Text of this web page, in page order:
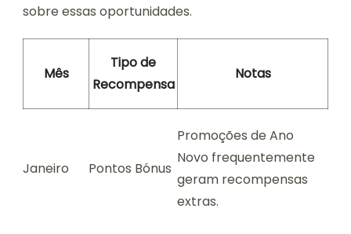
sobre essas oportunidades.
Mês
Tipo de
Recompensa
Notas
Janeiro Pontos Bónus
Promoções de Ano
Novo frequentemente
geram recompensas
extras.